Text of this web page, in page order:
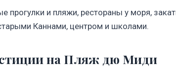
прогулки и пляжи, рестораны у моря,
Каннами, центром и школами.
на Пляж дю Миди